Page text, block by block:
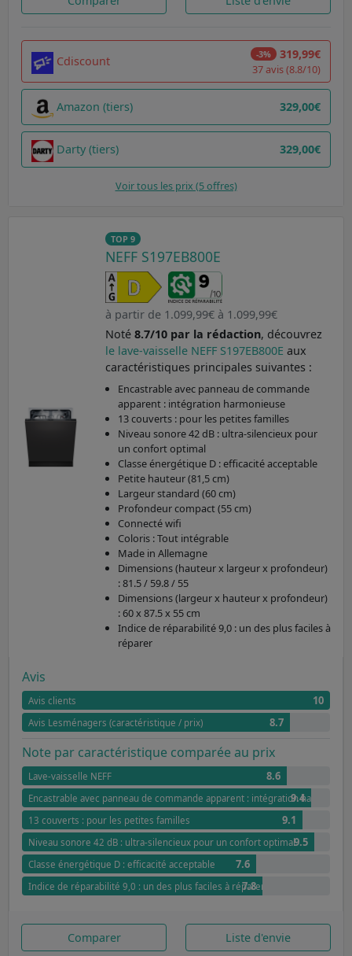
Cdiscount -3% 319,99€
37 avis (8.8/10)
Amazon (tiers) 329,00€
Darty (tiers) 329,00€
Voir tous les prix (5 offres)
TOP 9
NEFF S197EB800E
à partir de 1.099,99€ à 1.099,99€
Noté 8.7/10 par la rédaction, découvrez
le lave-vaisselle NEFF S197EB800E aux
caractéristiques principales suivantes :
Encastrable avec panneau de commande
apparent : intégration harmonieuse
13 couverts : pour les petites familles
Niveau sonore 42 dB : ultra-silencieux pour
un confort optimal
Classe énergétique D : efficacité acceptable
Petite hauteur (81,5 cm)
Largeur standard (60 cm)
Profondeur compact (55 cm)
Connecté wifi
Coloris : Tout intégrable
Made in Allemagne
Dimensions (hauteur x largeur x profondeur)
: 81.5 / 59.8 / 55
Dimensions (largeur x hauteur x profondeur)
: 60 x 87.5 x 55 cm
Indice de réparabilité 9,0 : un des plus faciles à
réparer
Avis
Avis clients 10
Avis Lesménagers (caractéristique / prix) 8.7
Note par caractéristique comparée au prix
Lave-vaisselle NEFF 8.6
Encastrable avec panneau de commande apparent : intégration
9.4
13 couverts : pour les petites familles 9.1
Niveau sonore 42 dB : ultra-silencieux pour un confort optimal9.5
Classe énergétique D : efficacité acceptable 7.6
Indice de réparabilité 9,0 : un des plus faciles à réparer
7.8
Comparer Liste d'envie